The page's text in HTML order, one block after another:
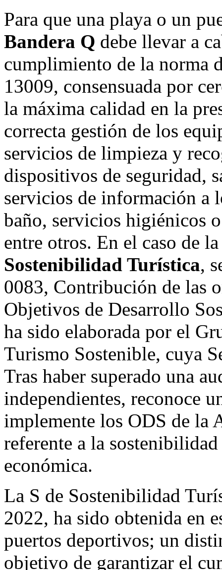
Para que una playa o un
Bandera Q debe llevar a
cumplimiento de la norma
13009, consensuada por
la máxima calidad en la
correcta gestión de los
servicios de limpieza y
dispositivos de seguridad,
servicios de información a
baño, servicios higiénicos
entre otros. En el caso de
Sostenibilidad Turística,
0083, Contribución de las
Objetivos de Desarrollo
ha sido elaborada por el
Turismo Sostenible, cuya
Tras haber superado una
independientes, reconoce
implemente los ODS de la
referente a la
económica.
La S de Sostenibilidad
2022, ha sido obtenida en
puertos deportivos; un
objetivo de garantizar el